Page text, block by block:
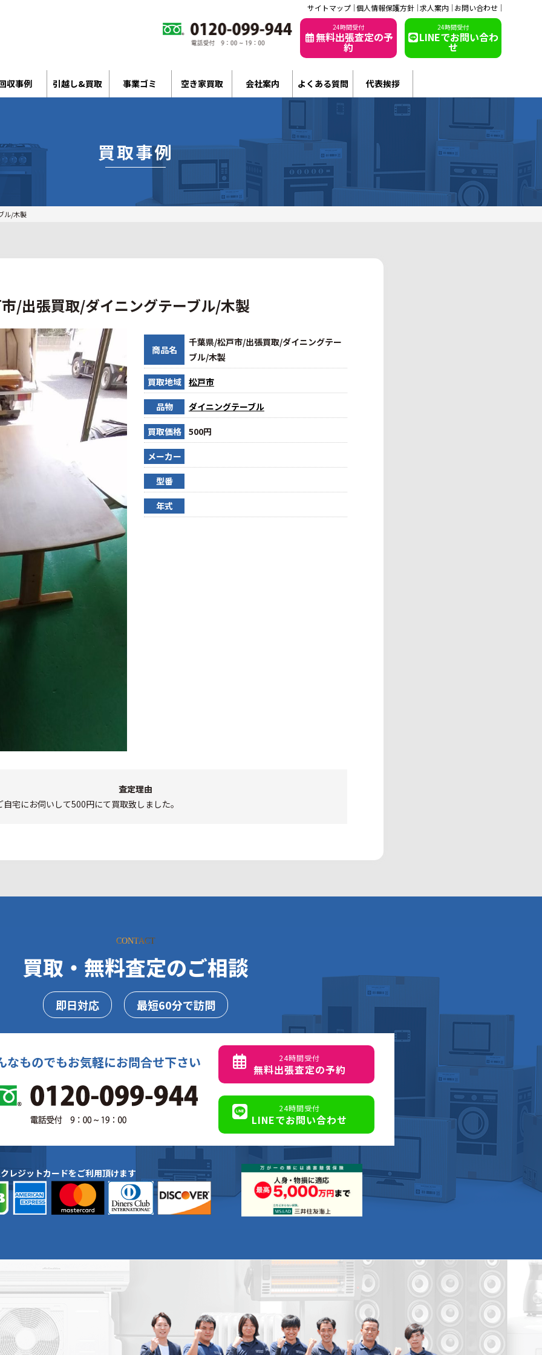
サイトマップ 個人情報保護方針 求人案内 お問い合わせ
24時間受付
無料出張査定の予
約
24時間受付
LINEでお問い合わ
せ
収事例 引越し&買取 事業ゴミ 空き家買取 会社案内 よくある質問 代表挨拶
買取事例
ル/木製
/出張買取/ダイニングテーブル/木製
商品名
千葉県/松戸市/出張買取/ダイニングテー
ブル/木製
買取地域 松戸市
品物 ダイニングテーブル
買取価格 500円
メーカー
型番
年式
査定理由
宅にお伺いして500円にて買取致しました。
CONTACT
買取・無料査定のご相談
即日対応 最短60分で訪問
なものでもお気軽にお問合せ下さい 24時間受付
無料出張査定の予約
24時間受付
LINEでお問い合わせ
レジットカードをご利用頂けます